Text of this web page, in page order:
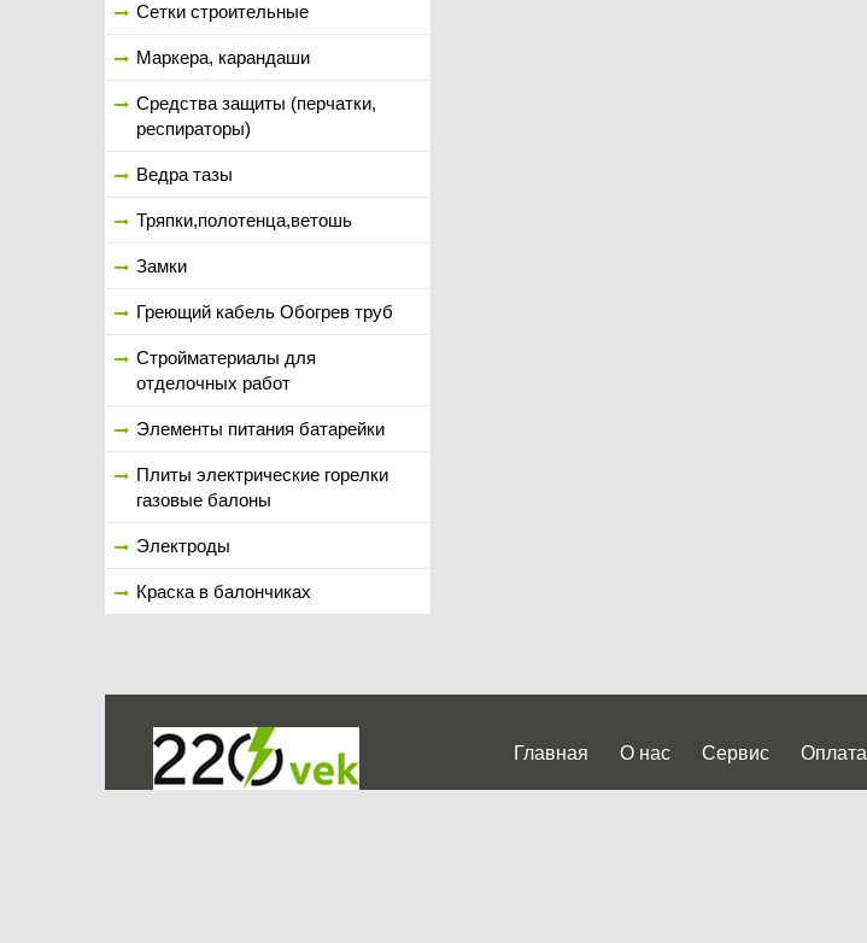
Сетки строительные
Маркера, карандаши
Средства защиты (перчатки,
респираторы)
Ведра тазы
Тряпки,полотенца,ветошь
Замки
Греющий кабель Обогрев труб
Стройматериалы для
отделочных работ
Элементы питания батарейки
Плиты электрические горелки
газовые балоны
Электроды
Краска в балончиках
Главная О нас Сервис Оплата